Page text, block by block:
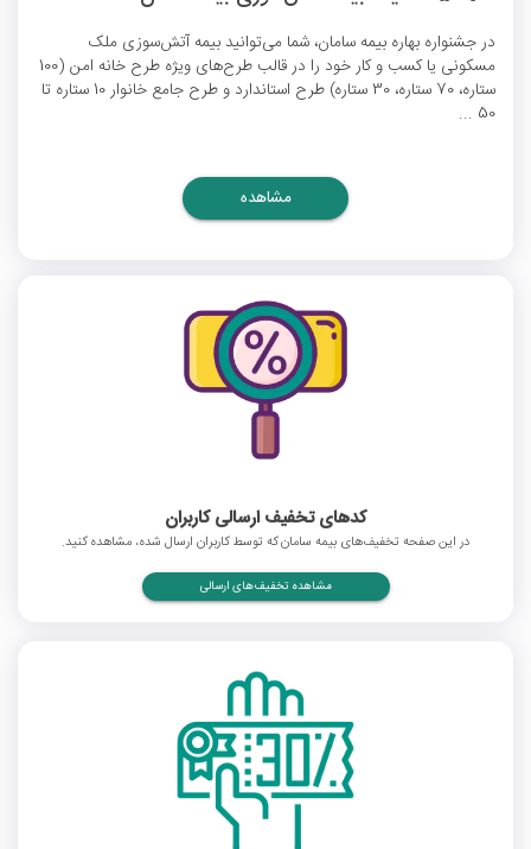
در جشنواره بهاره بیمه سامان، شما می‌توانید بیمه آتش‌سوزی ملک
مسکونی یا کسب و کار خود را در قالب طرح‌های ویژه طرح خانه امن (100
ستاره، 70‌ ستاره، 30‌ ستاره) طرح استاندارد و طرح جامع خانوار 10‌ ستاره تا
50 ...
مشاهده
کدهای تخفیف ارسالی کاربران
در این صفحه تخفیف‌های بیمه سامان که توسط کاربران ارسال شده، مشاهده کنید.
مشاهده تخفیف‌های ارسالی